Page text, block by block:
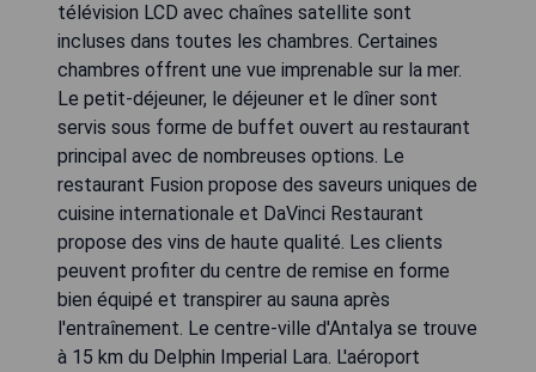
télévision LCD avec chaînes satellite sont
incluses dans toutes les chambres. Certaines
chambres offrent une vue imprenable sur la mer.
Le petit-déjeuner, le déjeuner et le dîner sont
servis sous forme de buffet ouvert au restaurant
principal avec de nombreuses options. Le
restaurant Fusion propose des saveurs uniques de
cuisine internationale et DaVinci Restaurant
propose des vins de haute qualité. Les clients
peuvent profiter du centre de remise en forme
bien équipé et transpirer au sauna après
l'entraînement. Le centre-ville d'Antalya se trouve
à 15 km du Delphin Imperial Lara. L'aéroport